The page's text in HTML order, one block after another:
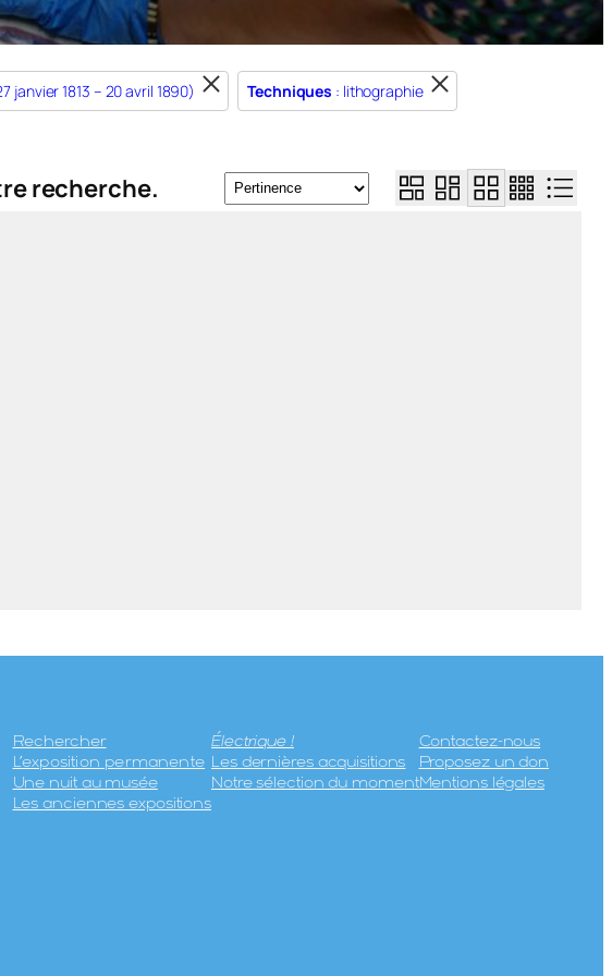
1813 – 20 avril 1890) Techniques : lithographie
recherche.
Rechercher
L’exposition permanente
Une nuit au musée
Les anciennes expositions
Électrique !
Les dernières acquisitions
Notre sélection du moment
Contactez-nous
Proposez un don
Mentions légales